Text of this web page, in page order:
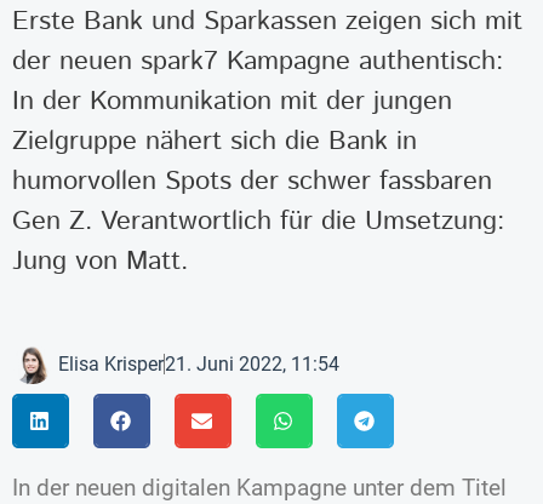
Erste Bank und Sparkassen zeigen sich mit
der neuen spark7 Kampagne authentisch:
In der Kommunikation mit der jungen
Zielgruppe nähert sich die Bank in
humorvollen Spots der schwer fassbaren
Gen Z. Verantwortlich für die Umsetzung:
Jung von Matt.
Elisa Krisper21. Juni 2022, 11:54
In der neuen digitalen Kampagne unter dem Titel